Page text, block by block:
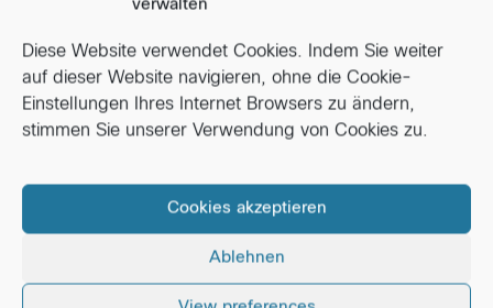
verwalten
Diese Website verwendet Cookies. Indem Sie weiter
auf dieser Website navigieren, ohne die Cookie-
Einstellungen Ihres Internet Browsers zu ändern,
stimmen Sie unserer Verwendung von Cookies zu.
Cookies akzeptieren
Ablehnen